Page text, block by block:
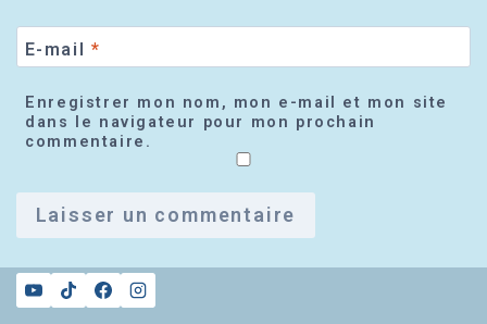
E-mail *
Enregistrer mon nom, mon e-mail et mon site
dans le navigateur pour mon prochain
commentaire.